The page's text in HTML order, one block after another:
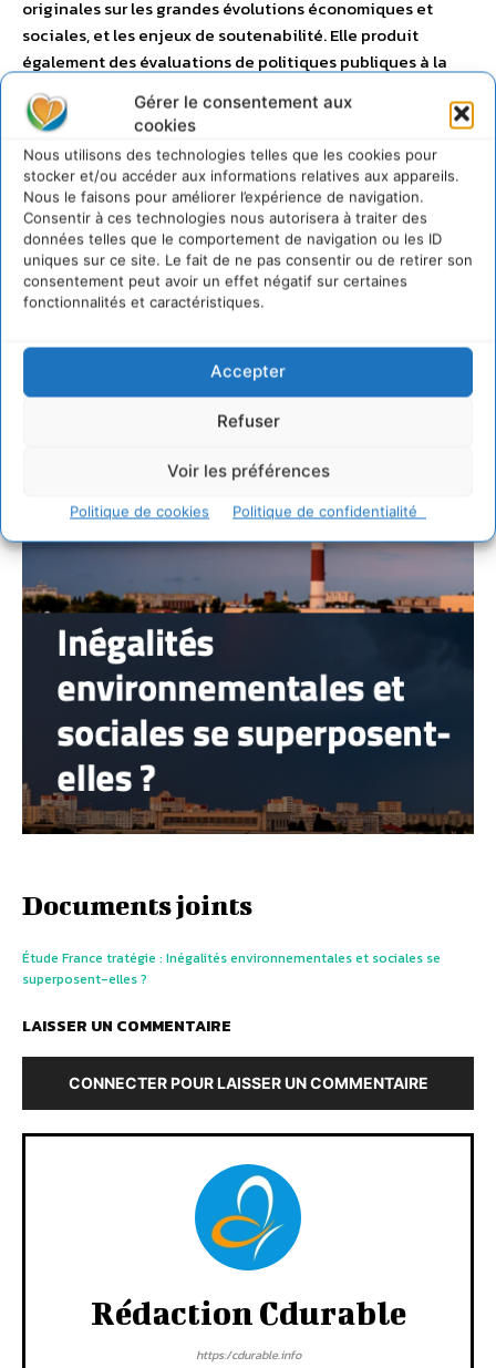
Gérer le consentement aux
cookies
Nous utilisons des technologies telles que les cookies pour
stocker et/ou accéder aux informations relatives aux appareils.
Nous le faisons pour améliorer l’expérience de navigation.
Consentir à ces technologies nous autorisera à traiter des
données telles que le comportement de navigation ou les ID
uniques sur ce site. Le fait de ne pas consentir ou de retirer son
consentement peut avoir un effet négatif sur certaines
fonctionnalités et caractéristiques.
Accepter
Refuser
Voir les préférences
Politique de cookies Politique de confidentialité
originales sur les grandes évolutions économiques et
sociales, et les enjeux de soutenabilité. Elle produit
également des évaluations de politiques publiques à la
demande du gouvernement. Les résultats de ses travaux
s’adressent aux pouvoirs publics et aux citoyens. France
Stratégie se situe au 20, avenue de Ségur 75007 Paris.
Adresse postale : France Stratégie – TSA 90725 – 75334
PARIS Cedex 07
Documents joints
Étude France tratégie : Inégalités environnementales et sociales se
superposent-elles ?
LAISSER UN COMMENTAIRE
CONNECTER POUR LAISSER UN COMMENTAIRE
Rédaction Cdurable
https:/cdurable.info